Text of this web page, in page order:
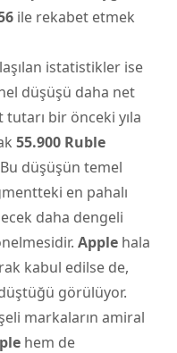
ile rekabet etmek
istatistikler ise
düşüşü daha net
bir önceki yıla
55.900 Ruble
düşüşün temel
en pahalı
daha dengeli
Apple hala
kabul edilse de,
görülüyor.
markaların amiral
hem de